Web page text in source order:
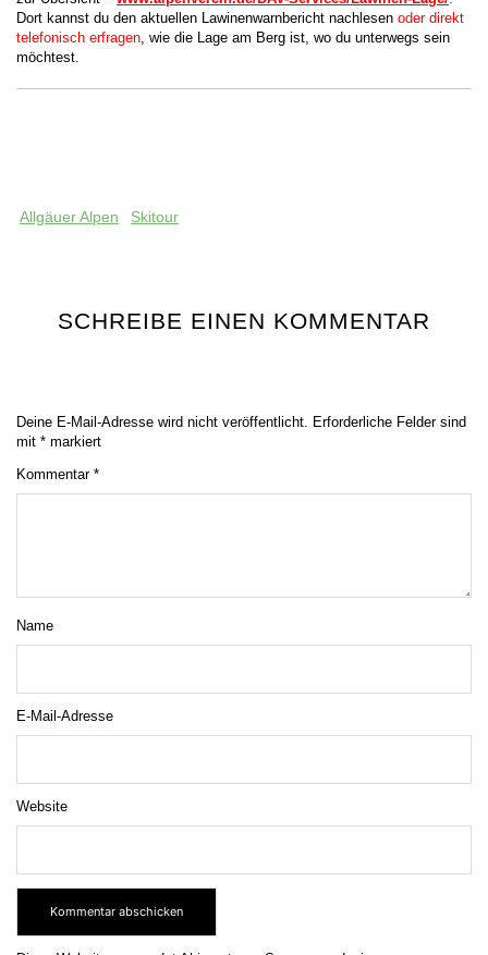
Dort kannst du den aktuellen Lawinenwarnbericht nachlesen oder direkt
telefonisch erfragen , wie die Lage am Berg ist, wo du unterwegs sein
möchtest.
Allgäuer Alpen Skitour
SCHREIBE EINEN KOMMENTAR
Deine E-Mail-Adresse wird nicht veröffentlicht. Erforderliche Felder sind
mit * markiert
Kommentar *
Name
E-Mail-Adresse
Website